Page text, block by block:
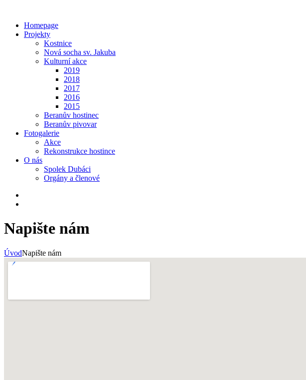
Homepage
Projekty
Kostnice
Nová socha sv. Jakuba
Kulturní akce
2019
2018
2017
2016
2015
Beranův hostinec
Beranův pivovar
Fotogalerie
Akce
Rekonstrukce hostince
O nás
Spolek Dubáci
Orgány a členové
Napište nám
ÚvodNapište nám